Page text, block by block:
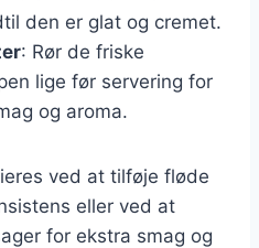
den er glat og cremet.
: Rør de friske
lige før servering for
og aroma.
ved at tilføje fløde
eller ved at
for ekstra smag og